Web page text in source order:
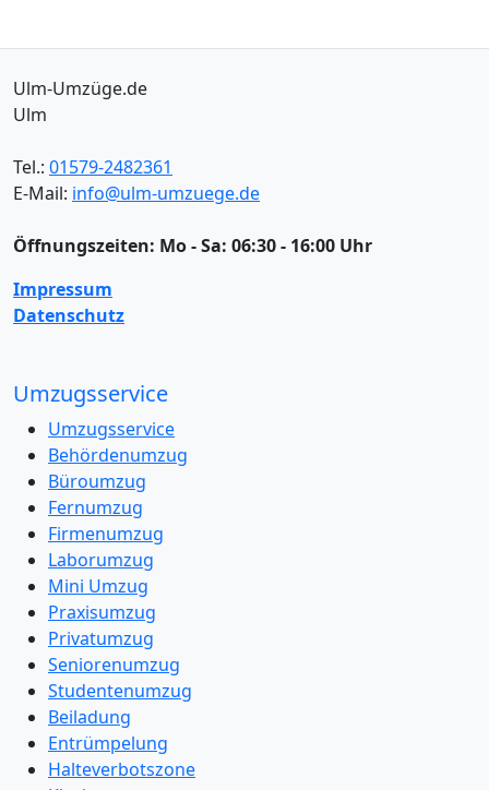
Ulm-Umzüge.de
Ulm
Tel.: 01579-2482361
E-Mail: info@ulm-umzuege.de
Öffnungszeiten: Mo - Sa: 06:30 - 16:00 Uhr
Impressum
Datenschutz
Umzugsservice
Umzugsservice
Behördenumzug
Büroumzug
Fernumzug
Firmenumzug
Laborumzug
Mini Umzug
Praxisumzug
Privatumzug
Seniorenumzug
Studentenumzug
Beiladung
Entrümpelung
Halteverbotszone